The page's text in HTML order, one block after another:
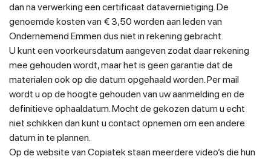
dan na verwerking een certificaat datavernietiging. De
genoemde kosten van € 3,50 worden aan leden van
Ondernemend Emmen dus niet in rekening gebracht.
U kunt een voorkeursdatum aangeven zodat daar rekening
mee gehouden wordt, maar het is geen garantie dat de
materialen ook op die datum opgehaald worden. Per mail
wordt u op de hoogte gehouden van uw aanmelding en de
definitieve ophaaldatum. Mocht de gekozen datum u echt
niet schikken dan kunt u contact opnemen om een andere
datum in te plannen.
Op de website van Copiatek staan meerdere video’s die hun